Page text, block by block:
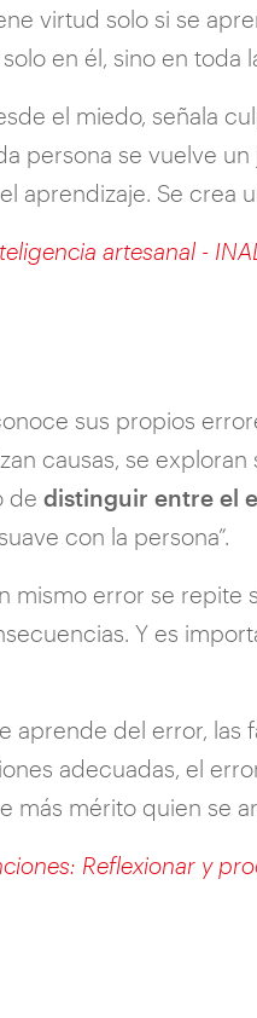
virtud solo si se
en él, sino en toda
el miedo, señala
persona se vuelve
aprendizaje. Se
artesanal -
sus propios
causas, se
de distinguir entre el
con la persona”.
mismo error se
Y es
aprende del error, las
adecuadas, el
más mérito quien se
Reflexionar y